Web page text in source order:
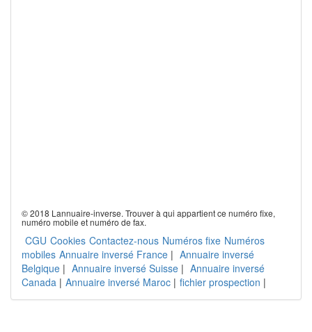
© 2018 Lannuaire-inverse. Trouver à qui appartient ce numéro fixe,
numéro mobile et numéro de fax.
CGU Cookies Contactez-nous Numéros fixe Numéros
mobiles Annuaire inversé France | Annuaire inversé
Belgique | Annuaire inversé Suisse | Annuaire inversé
Canada | Annuaire inversé Maroc | fichier prospection |